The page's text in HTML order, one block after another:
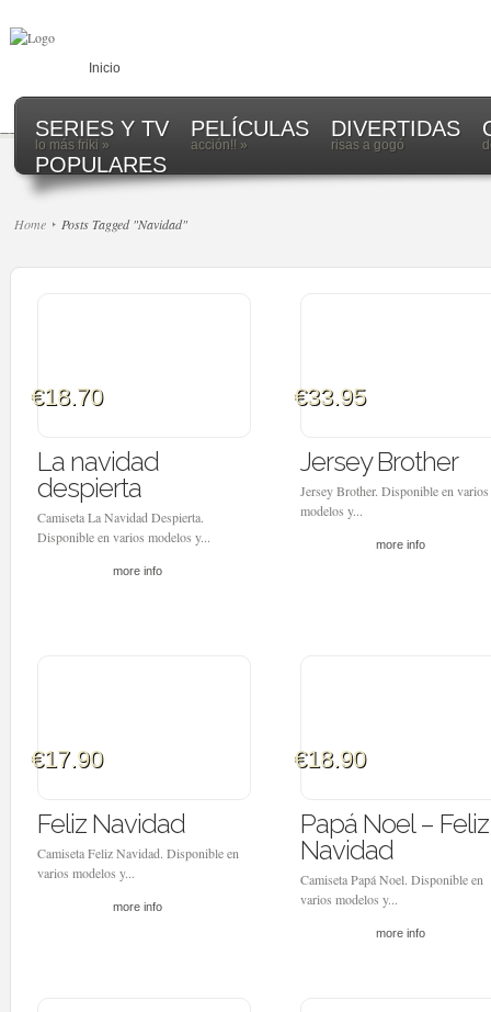
Inicio
SERIES Y TV
lo más friki »
PELÍCULAS
acción!! »
DIVERTIDAS
risas a gogó
POPULARES
Home Posts Tagged "Navidad"
€18.70
La navidad
despierta
Camiseta La Navidad Despierta.
Disponible en varios modelos y...
more info
€33.95
Jersey Brother
Jersey Brother. Disponible en varios
modelos y...
more info
€17.90
Feliz Navidad
Camiseta Feliz Navidad. Disponible en
varios modelos y...
more info
€18.90
Papá Noel – Feliz
Navidad
Camiseta Papá Noel. Disponible en
varios modelos y...
more info